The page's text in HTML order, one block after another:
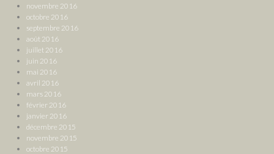
novembre 2016
octobre 2016
septembre 2016
août 2016
juillet 2016
juin 2016
mai 2016
avril 2016
mars 2016
février 2016
janvier 2016
décembre 2015
novembre 2015
octobre 2015